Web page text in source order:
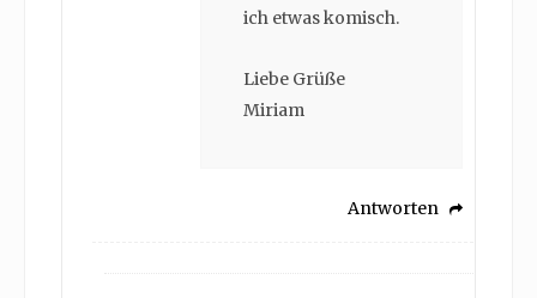
ich etwas komisch.
Liebe Grüße
Miriam
Antworten